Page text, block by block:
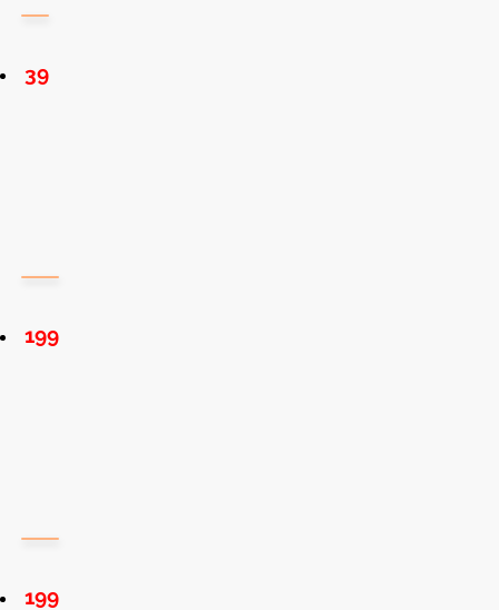
39
199
199